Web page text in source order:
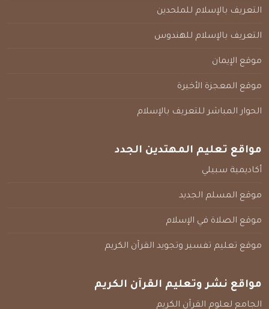
التعريف بالإسلام للملحدين
التعريف بالإسلام للهندوس
موقع الإيمان
موقع المعجزة الأخيرة
الحوار المباشر للتعريف بالإسلام
مواقع تعليم المهتدين الجدد
أكاديمية سبيلي
موقع المسلم الجديد
موقع الصلاة في الإسلام
موقع تعليم تفسير وتجويد القرآن الكريم
مواقع نشر وتعليم القرآن الكريم
الجامع لعلوم القرآن الكريم